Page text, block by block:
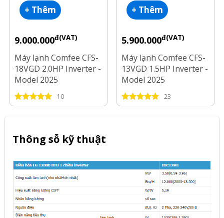
+ Thêm
9.000.000đ(VAT)
Máy lạnh Comfee CFS-
18VGD 2.0HP Inverter -
Model 2025
10
+ Thêm
5.900.000đ(VAT)
Máy lạnh Comfee CFS-
13VGD 1.5HP Inverter -
Model 2025
23
Thông sỗ kỹ thuật